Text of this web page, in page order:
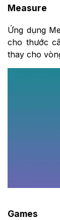
Measure
Ứng dụng
cho thước
thay cho
Games